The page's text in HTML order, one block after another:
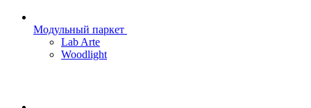
Модульный паркет
Lab Arte
Woodlight